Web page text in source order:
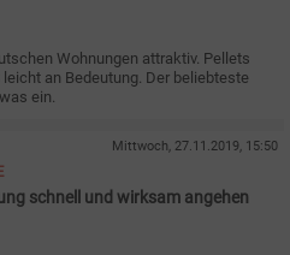
Wohnungen attraktiv. Pellets
an Bedeutung. Der beliebteste
ein.
Mittwoch, 27.11.2019, 15:50
schnell und wirksam angehen